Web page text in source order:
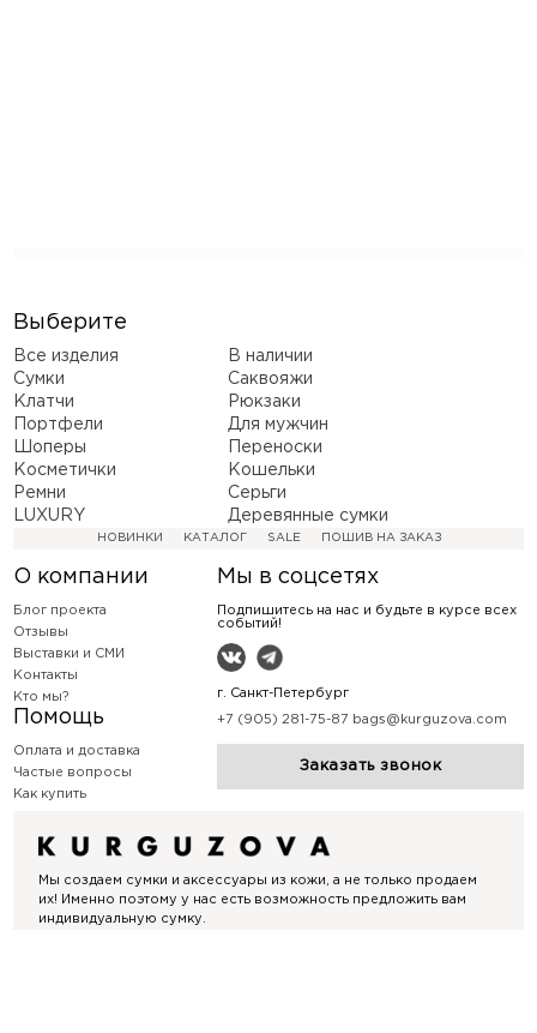
Выберите
Все изделия
В наличии
Сумки
Саквояжи
Клатчи
Рюкзаки
Портфели
Для мужчин
Шоперы
Переноски
Косметички
Кошельки
Ремни
Серьги
LUXURY
Деревянные сумки
НОВИНКИ КАТАЛОГ SALE ПОШИВ НА ЗАКАЗ
О компании
Блог проекта
Отзывы
Выставки и СМИ
Контакты
Кто мы?
Помощь
Оплата и доставка
Частые вопросы
Как купить
Мы в соцсетях
Подпишитесь на нас и будьте в курсе всех
событий!
г. Санкт-Петербург
+7 (905) 281-75-87 bags@kurguzova.com
Заказать звонок
Мы создаем сумки и аксессуары из кожи, а не только продаем
их! Именно поэтому у нас есть возможность предложить вам
индивидуальную сумку.